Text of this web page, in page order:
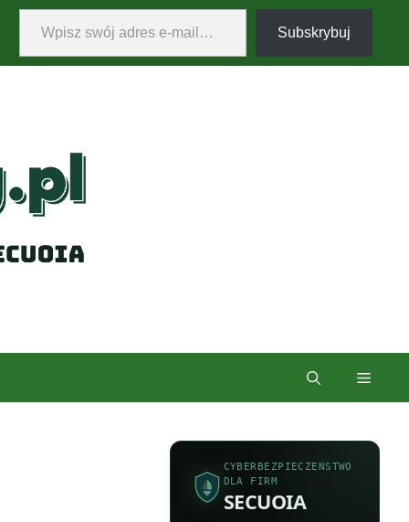
Wpisz swój adres e-mail…
Subskrybuj
CYBERBEZPIECZEŃSTWO
DLA FIRM
SECUOIA